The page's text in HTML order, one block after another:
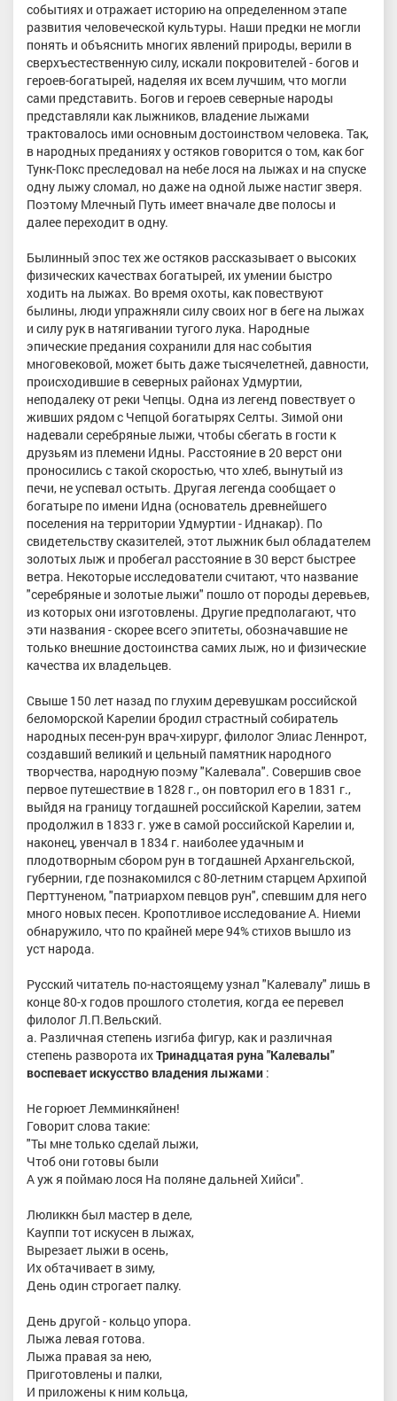
событиях и отражает историю на определенном этапе
развития человеческой культуры. Наши предки не могли
понять и объяснить многих явлений природы, верили в
сверхъестественную силу, искали покровителей - богов и
героев-богатырей, наделяя их всем лучшим, что могли
сами представить. Богов и героев северные народы
представляли как лыжников, владение лыжами
трактовалось ими основным достоинством человека. Так,
в народных преданиях у остяков говорится о том, как бог
Тунк-Покс преследовал на небе лося на лыжах и на спуске
одну лыжу сломал, но даже на одной лыже настиг зверя.
Поэтому Млечный Путь имеет вначале две полосы и
далее переходит в одну.
Былинный эпос тех же остяков рассказывает о высоких
физических качествах богатырей, их умении быстро
ходить на лыжах. Во время охоты, как повествуют
былины, люди упражняли силу своих ног в беге на лыжах
и силу рук в натягивании тугого лука. Народные
эпические предания сохранили для нас события
многовековой, может быть даже тысячелетней, давности,
происходившие в северных районах Удмуртии,
неподалеку от реки Чепцы. Одна из легенд повествует о
живших рядом с Чепцой богатырях Селты. Зимой они
надевали серебряные лыжи, чтобы сбегать в гости к
друзьям из племени Идны. Расстояние в 20 верст они
проносились с такой скоростью, что хлеб, вынутый из
печи, не успевал остыть. Другая легенда сообщает о
богатыре по имени Идна (основатель древнейшего
поселения на территории Удмуртии - Иднакар). По
свидетельству сказителей, этот лыжник был обладателем
золотых лыж и пробегал расстояние в 30 верст быстрее
ветра. Некоторые исследователи считают, что название
"серебряные и золотые лыжи" пошло от породы деревьев,
из которых они изготовлены. Другие предполагают, что
эти названия - скорее всего эпитеты, обозначавшие не
только внешние достоинства самих лыж, но и физические
качества их владельцев.
Свыше 150 лет назад по глухим деревушкам российской
беломорской Карелии бродил страстный собиратель
народных песен-рун врач-хирург, филолог Элиас Леннрот,
создавший великий и цельный памятник народного
творчества, народную поэму "Калевала". Совершив свое
первое путешествие в 1828 г., он повторил его в 1831 г.,
выйдя на границу тогдашней российской Карелии, затем
продолжил в 1833 г. уже в самой российской Карелии и,
наконец, увенчал в 1834 г. наиболее удачным и
плодотворным сбором рун в тогдашней Архангельской,
губернии, где познакомился с 80-летним старцем Архипой
Перттуненом, "патриархом певцов рун", спевшим для него
много новых песен. Кропотливое исследование А. Ниеми
обнаружило, что по крайней мере 94% стихов вышло из
уст народа.
Русский читатель по-настоящему узнал "Калевалу" лишь в
конце 80-х годов прошлого столетия, когда ее перевел
филолог Л.П.Вельский.
а. Различная степень изгиба фигур, как и различная
степень разворота ихТринадцатая руна "Калевалы"
воспевает искусство владения лыжами :
Не горюет Лемминкяйнен!
Говорит слова такие:
"Ты мне только сделай лыжи,
Чтоб они готовы были
А уж я поймаю лося На поляне дальней Хийси".
Люликкн был мастер в деле,
Кауппи тот искусен в лыжах,
Вырезает лыжи в осень,
Их обтачивает в зиму,
День один строгает палку.
День другой - кольцо упора.
Лыжа левая готова.
Лыжа правая за нею,
Приготовлены и палки,
И приложены к ним кольца,